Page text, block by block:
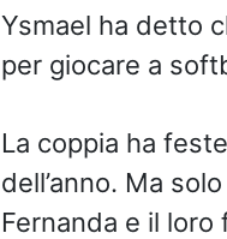
Ysmael ha detto
per giocare a
La coppia ha
dell’anno. Ma
Fernanda e il